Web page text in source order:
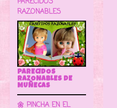
RAZONABLES
PARECIDOS
RAZONABLES DE
MUÑECAS
🌼 PINCHA EN EL